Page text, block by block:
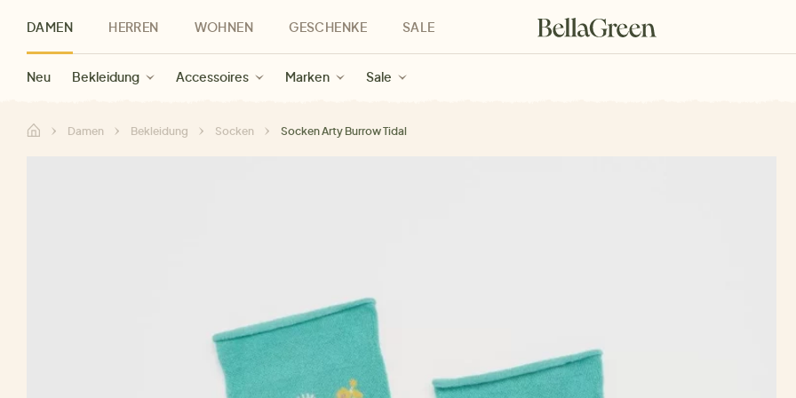
DAMEN
Neu Bekleidung Accessoires Marken Sale
HERREN
Herren Neu Bekleidung Marken Sale
WOHNEN
Kategorien Marken Sale
GESCHENKE
Geschenke für Frauen Geschenke für Männer Geschenke für Kinder
SALE
Sale Damen Sale Herren
Damen Bekleidung Socken Socken Arty Burrow Tidal